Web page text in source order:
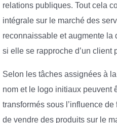
relations publiques. Tout cela
intégrale sur le marché des
reconnaissable et augmente la
si elle se rapproche d’un client
Selon les tâches assignées à
nom et le logo initiaux peuvent
transformés sous l’influence
de vendre des produits sur le